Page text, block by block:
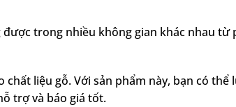
trong nhiều không gian khác nhau từ
liệu gỗ. Với sản phẩm này, bạn có thể
trợ và báo giá tốt.